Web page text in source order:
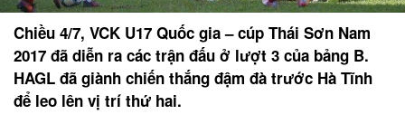
Chiều 4/7, VCK U17 Quốc gia – cúp Thái Sơn Nam
2017 đã diễn ra các trận đấu ở lượt 3 của bảng B.
HAGL đã giành chiến thắng đậm đà trước Hà Tĩnh
để leo lên vị trí thứ hai.